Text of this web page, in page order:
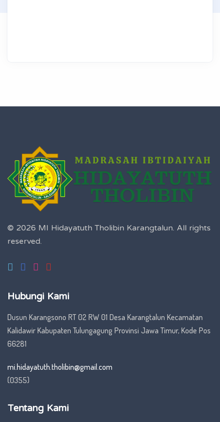
© 2026 MI Hidayatuth Tholibin Karangtalun. All rights
reserved.
Hubungi Kami
Dusun Karangsono RT 02 RW 01 Desa Karangtalun Kecamatan
Kalidawir Kabupaten Tulungagung Provinsi Jawa Timur, Kode Pos
66281
mi.hidayatuth.tholibin@gmail.com
(0355)
Tentang Kami